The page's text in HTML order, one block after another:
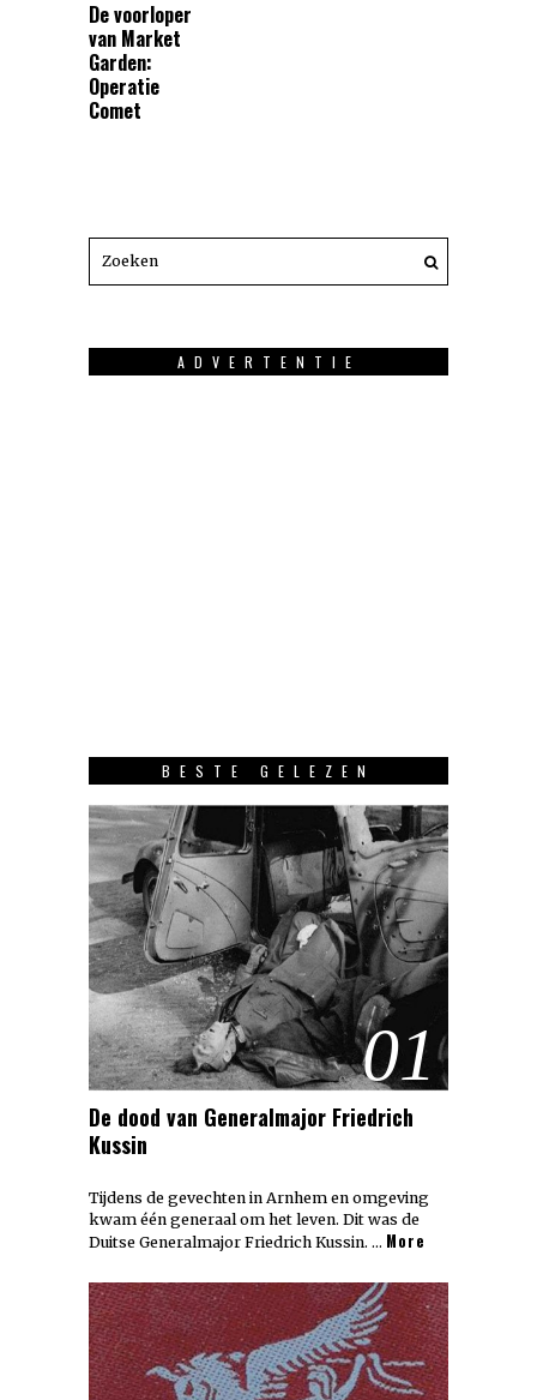
De voorloper
van Market
Garden:
Operatie
Comet
ADVERTENTIE
BESTE GELEZEN
01
De dood van Generalmajor Friedrich
Kussin
Tijdens de gevechten in Arnhem en omgeving
kwam één generaal om het leven. Dit was de
Duitse Generalmajor Friedrich Kussin. … More